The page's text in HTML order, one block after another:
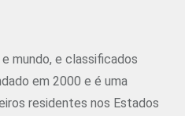
mundo, e classificados
em 2000 e é uma
residentes nos Estados